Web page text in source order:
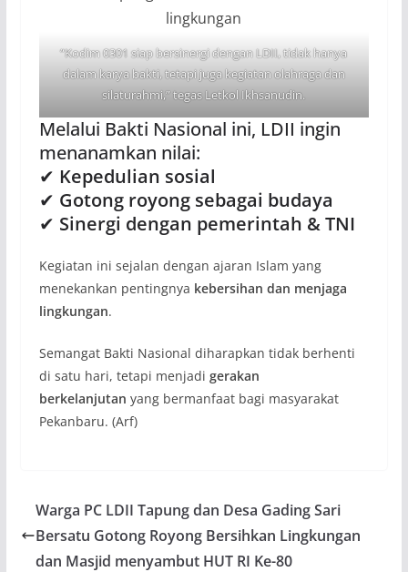
“Kodim 0301 siap bersinergi dengan LDII, tidak hanya
dalam karya bakti, tetapi juga kegiatan olahraga dan
silaturahmi,” tegas Letkol Ikhsanudin.
Melalui Bakti Nasional ini, LDII ingin
menanamkan nilai:
✔ Kepedulian sosial
✔ Gotong royong sebagai budaya
✔ Sinergi dengan pemerintah & TNI
Kegiatan ini sejalan dengan ajaran Islam yang
menekankan pentingnya kebersihan dan menjaga
lingkungan.
Semangat Bakti Nasional diharapkan tidak berhenti
di satu hari, tetapi menjadi gerakan
berkelanjutan yang bermanfaat bagi masyarakat
Pekanbaru. (Arf)
Warga PC LDII Tapung dan Desa Gading Sari
Bersatu Gotong Royong Bersihkan Lingkungan
dan Masjid menyambut HUT RI Ke-80